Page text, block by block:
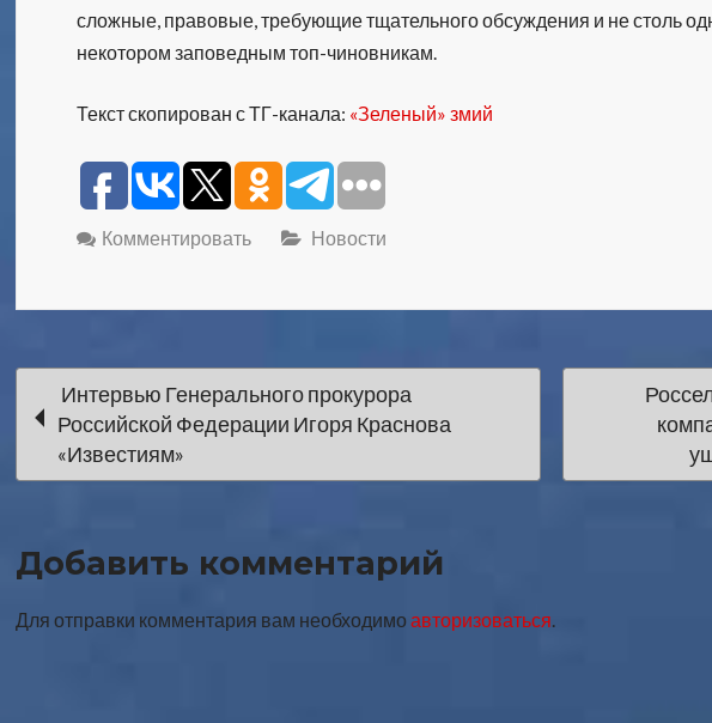
сложные, правовые, требующие тщательного обсуждения и не столь
некотором заповедным топ-чиновникам.
Текст скопирован с ТГ-канала: «Зеленый» змий
Комментировать Новости
Навигация
по
Интервью Генерального прокурора
Российской Федерации Игоря Краснова
«Известиям»
Добавить комментарий
Для отправки комментария вам необходимоавторизоваться.